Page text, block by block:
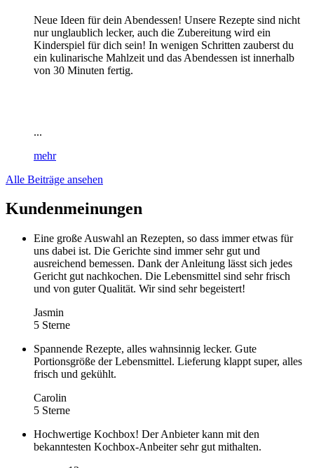
Neue Ideen für dein Abendessen! Unsere Rezepte sind nicht
nur unglaublich lecker, auch die Zubereitung wird ein
Kinderspiel für dich sein! In wenigen Schritten zauberst du
ein kulinarische Mahlzeit und das Abendessen ist innerhalb
von 30 Minuten fertig.
...
mehr
Alle Beiträge ansehen
Kundenmeinungen
Eine große Auswahl an Rezepten, so dass immer etwas für
uns dabei ist. Die Gerichte sind immer sehr gut und
ausreichend bemessen. Dank der Anleitung lässt sich jedes
Gericht gut nachkochen. Die Lebensmittel sind sehr frisch
und von guter Qualität. Wir sind sehr begeistert!
Jasmin
5 Sterne
Spannende Rezepte, alles wahnsinnig lecker. Gute
Portionsgröße der Lebensmittel. Lieferung klappt super, alles
frisch und gekühlt.
Carolin
5 Sterne
Hochwertige Kochbox! Der Anbieter kann mit den
bekanntesten Kochbox-Anbeiter sehr gut mithalten.